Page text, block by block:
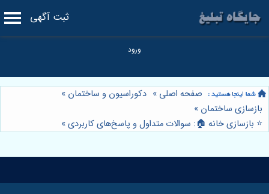
ثبت آگهی
صفحه اصلی » دکوراسیون و ساختمان »
بازسازی ساختمان »
⭐️ بازسازی خانه 🏠: سوالات متداول و پاسخ‌های کاربردی»